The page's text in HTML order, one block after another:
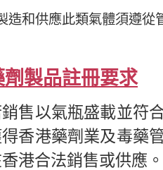
造和供應此類氣體須遵從
劑製品註冊要求
售以氣瓶盛載並符
香港藥劑業及毒藥
港合法銷售或供應。